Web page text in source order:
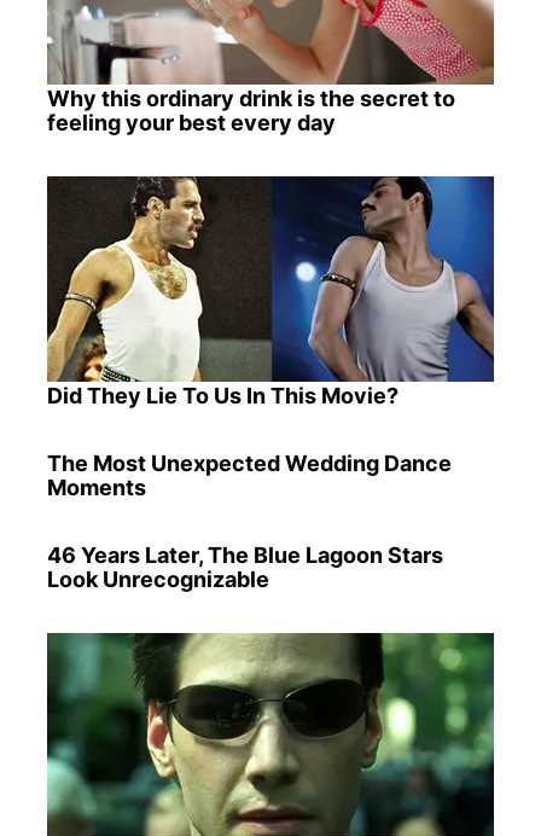
Why this ordinary drink is the secret to
feeling your best every day
Did They Lie To Us In This Movie?
The Most Unexpected Wedding Dance
Moments
46 Years Later, The Blue Lagoon Stars
Look Unrecognizable